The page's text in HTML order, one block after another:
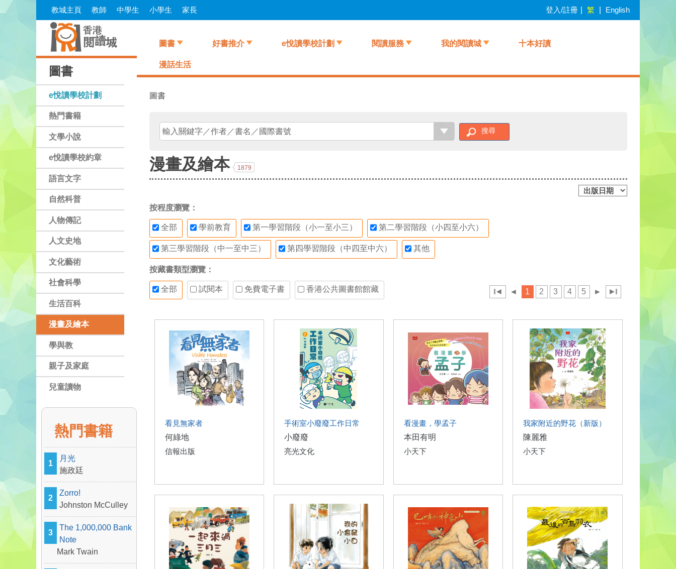
Skip
教城主頁 教師 中學生 小學生 家長 登入/註冊 繁 English
圖書
e悅讀學校計劃
熱門書籍
文學小說
e悅讀學校約章
語言文字
自然科普
人物傳記
人文史地
文化藝術
社會科學
生活百科
漫畫及繪本
學與教
親子及家庭
兒童讀物
熱門書籍
1
月光
施政廷
2
Zorro!
Johnston McCulley
3
The 1,000,000 Bank
Note
Mark Twain
圖書 好書推介 e悅讀學校計劃 閱讀服務 我的閱讀城 十本好讀
漫話生活
圖書
搜尋
漫畫及繪本 1879
按程度瀏覽：
全部 學前教育 第一學習階段（小一至小三） 第二學習階段（小四至小六）
第三學習階段（中一至中三） 第四學習階段（中四至中六） 其他
按藏書類型瀏覽：
全部 試閱本 免費電子書 香港公共圖書館館藏 ◄ ◄ 1 2 3 4 5 ► ►
看見無家者
何綠地
信報出版
手術室小廢廢工作日常
小廢廢
亮光文化
看漫畫，學孟子
本田有明
小天下
我家附近的野花（新版）
陳麗雅
小天下